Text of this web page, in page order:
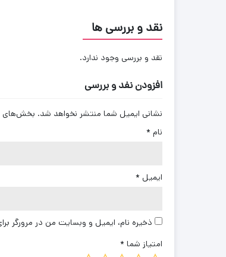
نقد و بررسی ها
نقد و بررسی وجود ندارد.
افزودن نفد و بررسی
نشانی ایمیل شما منتشر نخواهد شد. بخش‌های
نام *
ایمیل *
ذخیره نام، ایمیل و وبسایت من در مرورگر
امتیاز شما *